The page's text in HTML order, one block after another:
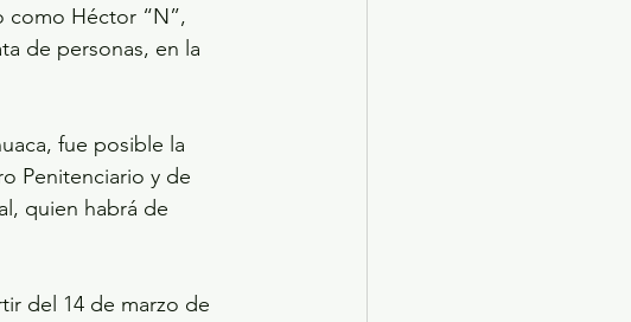
como Héctor “N”,
de personas, en la
fue posible la
Penitenciario y de
quien habrá de
del 14 de marzo de